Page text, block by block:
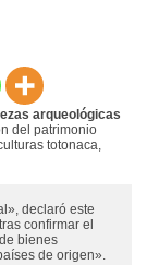
arqueológicas
del patrimonio
totonaca,
declaró este
confirmar el
bienes
de origen».